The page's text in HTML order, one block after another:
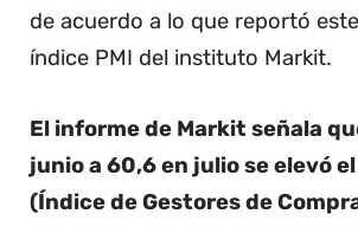
de acuerdo a lo que reportó
índice PMI del instituto Markit.
El informe de Markit señala
junio a 60,6 en julio se elevó
(Índice de Gestores de